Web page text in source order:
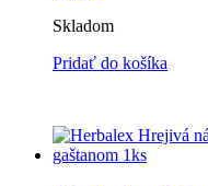
Skladom
Pridať do košíka